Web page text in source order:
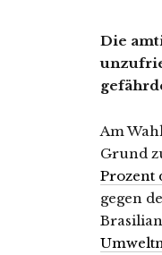
Die
Am
Grund
Prozent
gegen